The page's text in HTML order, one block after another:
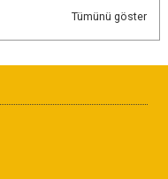
Tümünü göster